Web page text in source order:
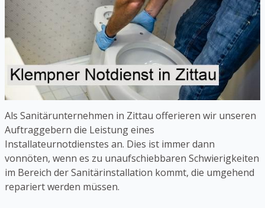
Als Sanitärunternehmen in Zittau offerieren wir unseren
Auftraggebern die Leistung eines
Installateurnotdienstes an. Dies ist immer dann
vonnöten, wenn es zu unaufschiebbaren Schwierigkeiten
im Bereich der Sanitärinstallation kommt, die umgehend
repariert werden müssen.